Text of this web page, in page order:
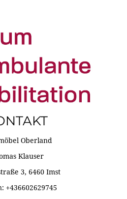
Oberland
Klauser
3, 6460 Imst
+436602629745